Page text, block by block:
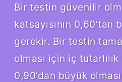
Bir testin güvenilir
katsayısının 0,60’tan
gerekir. Bir testin
olması için iç tutarlılık
0,90’dan büyük